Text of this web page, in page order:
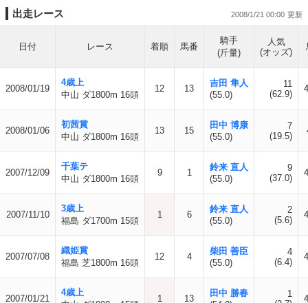
出走レース 2008/1/21 00:00
日付 レース 着順 馬番
騎手
(斤量)
人気
(オッズ)
2008/01/19
4歳上
中山 ダ1800m 16頭
12 13
吉田 隼人
(55.0)
11
(62.9)
2008/01/06
初茜賞
中山 ダ1800m 16頭
13 15
田中 博康
(55.0)
7
(19.5)
2007/12/09
千葉テ
中山 ダ1800m 16頭
9 1
鈴来 直人
(55.0)
9
(37.0)
2007/11/10
3歳上
福島 ダ1700m 15頭
1 6
鈴来 直人
(55.0)
2
(5.6)
2007/07/08
織姫賞
福島 芝1800m 16頭
12 4
柴田 善臣
(55.0)
4
(6.4)
2007/01/21
4歳上
1 13
田中 勝春
1